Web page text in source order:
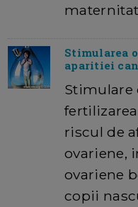
Stimularea
aparitiei
Stimulare
riscul de
ovariene,
ovariene
copii